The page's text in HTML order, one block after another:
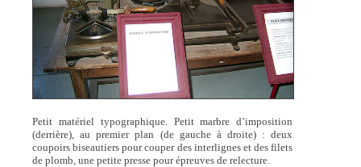
Petit matériel typographique. Petit marbre d’imposition
(derrière), au premier plan (de gauche à droite) : deux
coupoirs biseautiers pour couper des interlignes et des filets
de plomb, une petite presse pour épreuves de relecture.